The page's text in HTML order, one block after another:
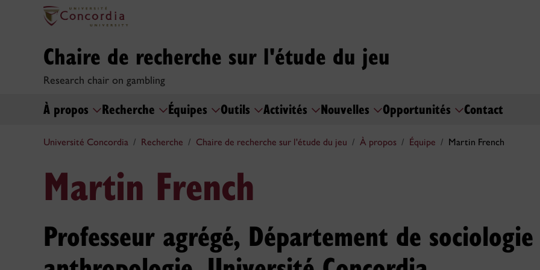
Chaire de recherche sur l'étude du jeu
Research chair on gambling
À propos Recherche Équipes Outils Activités Nouvelles Opportunités Contact
Université Concordia Recherche Chaire de recherche sur l'étude du jeu À propos Équipe Martin French
Martin French
Professeur agrégé, Département de